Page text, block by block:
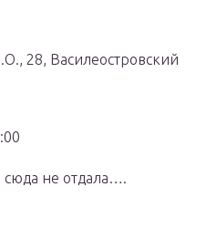
28, Василеостровский
сюда не отдала….